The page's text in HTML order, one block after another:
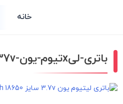
خانه
باتری-لیxتیوم-یون-37v-سایز-18650-2200mah-مارک-orion